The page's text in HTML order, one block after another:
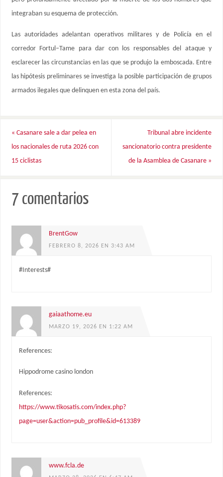
integraban su esquema de protección.
Las autoridades adelantan operativos militares y de Policía en el
corredor Fortul–Tame para dar con los responsables del ataque y
esclarecer las circunstancias en las que se produjo la emboscada. Entre
las hipótesis preliminares se investiga la posible participación de grupos
armados ilegales que delinquen en esta zona del país.
« Casanare sale a dar pelea en
los nacionales de ruta 2026 con
15 ciclistas
Tribunal abre incidente
sancionatorio contra presidente
de la Asamblea de Casanare »
7 comentarios
BrentGow
FEBRERO 8, 2026 EN 3:43 AM
#Interests#
gaiaathome.eu
MARZO 19, 2026 EN 1:22 AM
References:
Hippodrome casino london
References:
https://www.tikosatis.com/index.php?
page=user&action=pub_profile&id=613389
www.fcla.de